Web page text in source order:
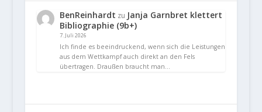
BenReinhardt zu Janja Garnbret klettert
Bibliographie (9b+)
7. Juli 2026
Ich finde es beeindruckend, wenn sich die Leistungen
aus dem Wettkampf auch direkt an den Fels
übertragen. Draußen braucht man…